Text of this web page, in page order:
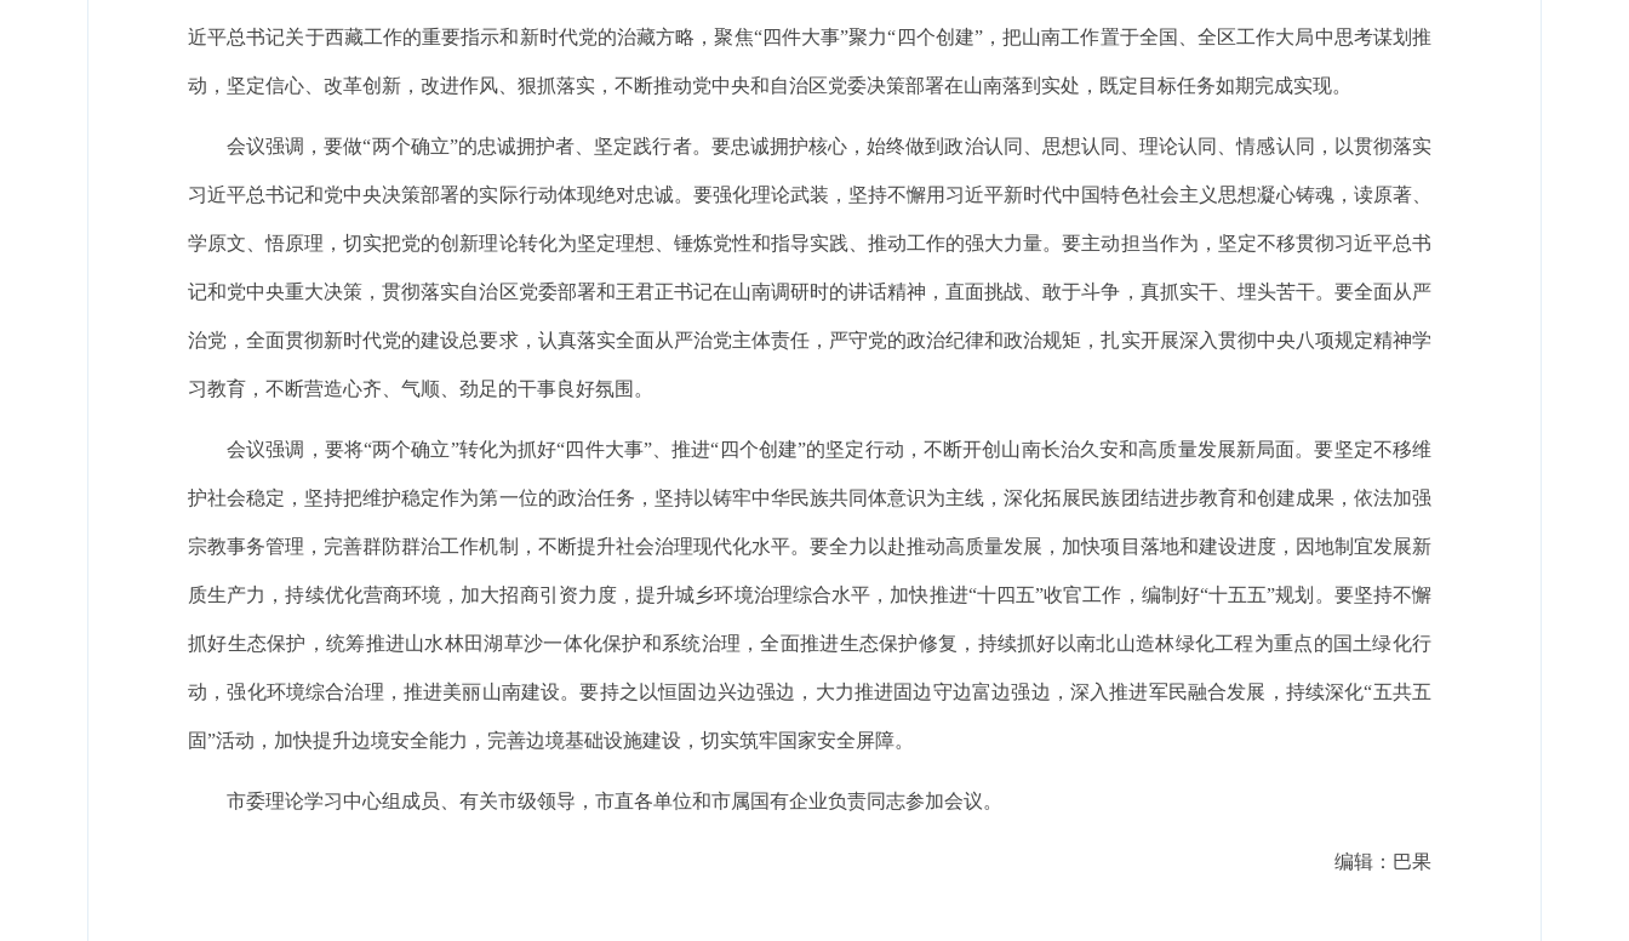
近平总书记关于西藏工作的重要指示和新时代党的治藏方略，聚焦“四件大事”聚力“四个创建”，把山南工作置于全国、全区工作大局中思考谋划推
动，坚定信心、改革创新，改进作风、狠抓落实，不断推动党中央和自治区党委决策部署在山南落到实处，既定目标任务如期完成实现。
会议强调，要做“两个确立”的忠诚拥护者、坚定践行者。要忠诚拥护核心，始终做到政治认同、思想认同、理论认同、情感认同，以贯彻落实
习近平总书记和党中央决策部署的实际行动体现绝对忠诚。要强化理论武装，坚持不懈用习近平新时代中国特色社会主义思想凝心铸魂，读原著、
学原文、悟原理，切实把党的创新理论转化为坚定理想、锤炼党性和指导实践、推动工作的强大力量。要主动担当作为，坚定不移贯彻习近平总书
记和党中央重大决策，贯彻落实自治区党委部署和王君正书记在山南调研时的讲话精神，直面挑战、敢于斗争，真抓实干、埋头苦干。要全面从严
治党，全面贯彻新时代党的建设总要求，认真落实全面从严治党主体责任，严守党的政治纪律和政治规矩，扎实开展深入贯彻中央八项规定精神学
习教育，不断营造心齐、气顺、劲足的干事良好氛围。
会议强调，要将“两个确立”转化为抓好“四件大事”、推进“四个创建”的坚定行动，不断开创山南长治久安和高质量发展新局面。要坚定不移维
护社会稳定，坚持把维护稳定作为第一位的政治任务，坚持以铸牢中华民族共同体意识为主线，深化拓展民族团结进步教育和创建成果，依法加强
宗教事务管理，完善群防群治工作机制，不断提升社会治理现代化水平。要全力以赴推动高质量发展，加快项目落地和建设进度，因地制宜发展新
质生产力，持续优化营商环境，加大招商引资力度，提升城乡环境治理综合水平，加快推进“十四五”收官工作，编制好“十五五”规划。要坚持不懈
抓好生态保护，统筹推进山水林田湖草沙一体化保护和系统治理，全面推进生态保护修复，持续抓好以南北山造林绿化工程为重点的国土绿化行
动，强化环境综合治理，推进美丽山南建设。要持之以恒固边兴边强边，大力推进固边守边富边强边，深入推进军民融合发展，持续深化“五共五
固”活动，加快提升边境安全能力，完善边境基础设施建设，切实筑牢国家安全屏障。
市委理论学习中心组成员、有关市级领导，市直各单位和市属国有企业负责同志参加会议。
编辑：巴果